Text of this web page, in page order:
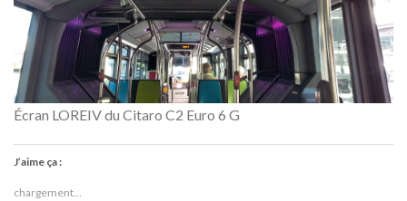
Écran LOREIV du Citaro C2 Euro 6 G
J’aime ça :
chargement…